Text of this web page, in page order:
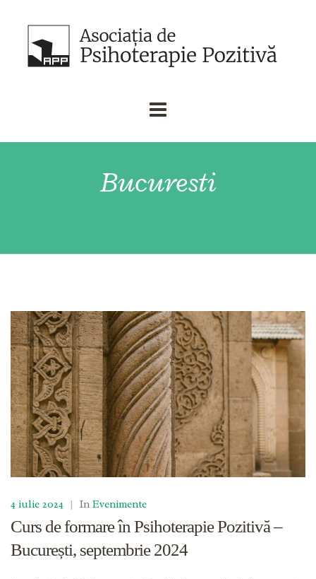
Bucuresti
4 iulie 2024 | In Evenimente
Curs de formare în Psihoterapie Pozitivă –
București, septembrie 2024